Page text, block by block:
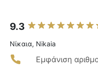
9.3
Νίκαια, Nikaia
Εμφάνιση